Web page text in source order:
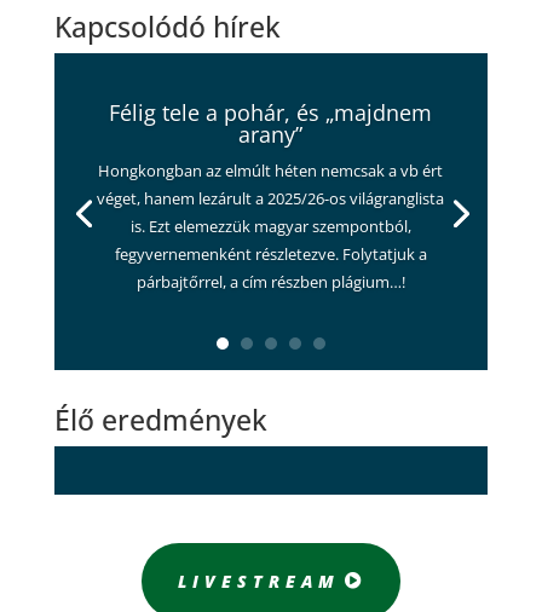
Kapcsolódó hírek
Félig tele a pohár, és „majdnem
arany”
Hongkongban az elmúlt héten nemcsak a vb ért
véget, hanem lezárult a 2025/26-os világranglista
is. Ezt elemezzük magyar szempontból,
fegyvernemenként részletezve. Folytatjuk a
párbajtőrrel, a cím részben plágium…!
Élő eredmények
LIVESTREAM